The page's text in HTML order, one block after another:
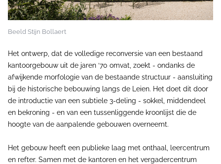
Beeld Stijn Bollaert
Het ontwerp, dat de volledige reconversie van een bestaand
kantoorgebouw uit de jaren ‘70 omvat, zoekt - ondanks de
afwijkende morfologie van de bestaande structuur - aansluiting
bij de historische bebouwing langs de Leien. Het doet dit door
de introductie van een subtiele 3-deling - sokkel, middendeel
en bekroning - en van een tussenliggende kroonlijst die de
hoogte van de aanpalende gebouwen overneemt.
Het gebouw heeft een publieke laag met onthaal, leercentrum
en refter. Samen met de kantoren en het vergadercentrum